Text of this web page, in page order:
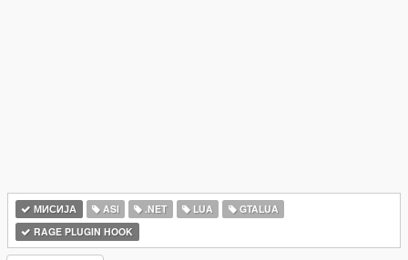
МИСИЈА ASI .NET LUA
GTALUA
RAGE PLUGIN HOOK